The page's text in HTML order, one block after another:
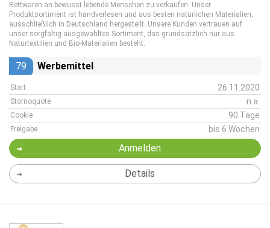
Bettwaren an bewusst lebende Menschen zu verkaufen. Unser
Produktsortiment ist handverlesen und aus besten natürlichen Materialien,
ausschließlich in Deutschland hergestellt. Unsere Kunden vertrauen auf
unser sorgfältig ausgewähltes Sortiment, das grundsätzlich nur aus
Naturtextilien und Bio-Materialien besteht.
79 Werbemittel
Start 26.11.2020
Stornoquote n.a.
Cookie 90 Tage
Freigabe bis 6 Wochen
Anmelden
Details